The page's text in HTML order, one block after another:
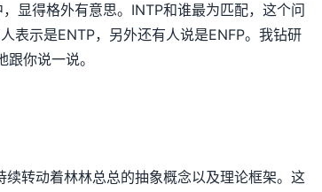
显得格外有意思。INTP和谁最为匹配，这个问
表示是ENTP，另外还有人说是ENFP。我钻研
你说一说。
转动着林林总总的抽象概念以及理论框架。这